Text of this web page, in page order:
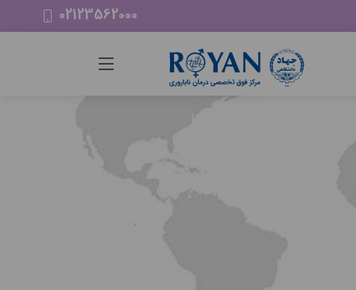
02123562000